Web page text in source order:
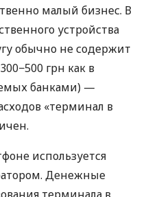
малый бизнес. В
устройства
обычно не содержит
грн как в
банками) —
«терминал в
используется
Денежные